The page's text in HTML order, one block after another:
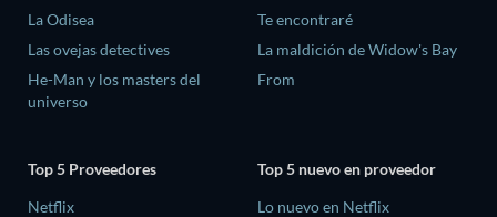
La Odisea
Las ovejas detectives
He-Man y los masters del
universo
Te encontraré
La maldición de Widow's Bay
From
Top 5 Proveedores
Netflix
Top 5 nuevo en proveedor
Lo nuevo en Netflix